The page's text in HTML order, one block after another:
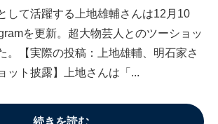
して活躍する上地雄輔さんは12月10
を更新。超大物芸人とのツーショッ
。【実際の投稿：上地雄輔、明石家さ
ット披露】上地さんは「...
続きを読む